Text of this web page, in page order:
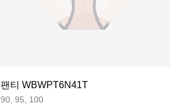
팬티 WBWPT6N41T
90, 95, 100